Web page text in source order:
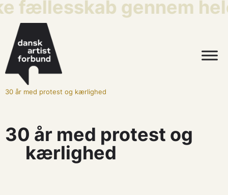
fællesskab gennem
30 år med protest og kærlighed
30 år med protest og
kærlighed